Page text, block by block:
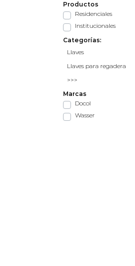
Productos
Residenciales
Institucionales
Categorías:
Marcas
Docol
Wasser